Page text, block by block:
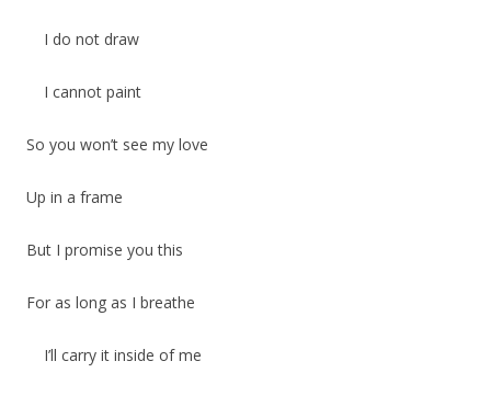
I do not draw
I cannot paint
So you won’t see my love
Up in a frame
But I promise you this
For as long as I breathe
I’ll carry it inside of me